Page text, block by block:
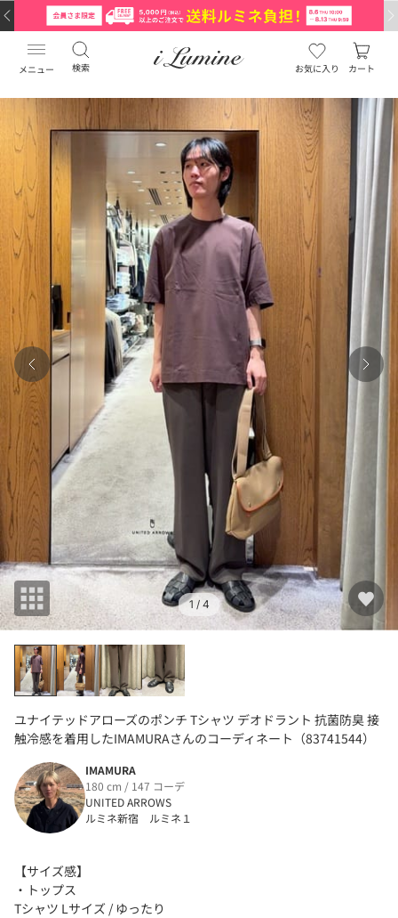
メニュー 検索 お気に入り カート
1 / 4
ユナイテッドアローズのポンチ Tシャツ デオドラント 抗菌防臭 接
触冷感を着用したIMAMURAさんのコーディネート（83741544）
IMAMURA
180 cm / 147 コーデ
UNITED ARROWS
ルミネ新宿 ルミネ１
【サイズ感】
・トップス
Tシャツ Lサイズ / ゆったり